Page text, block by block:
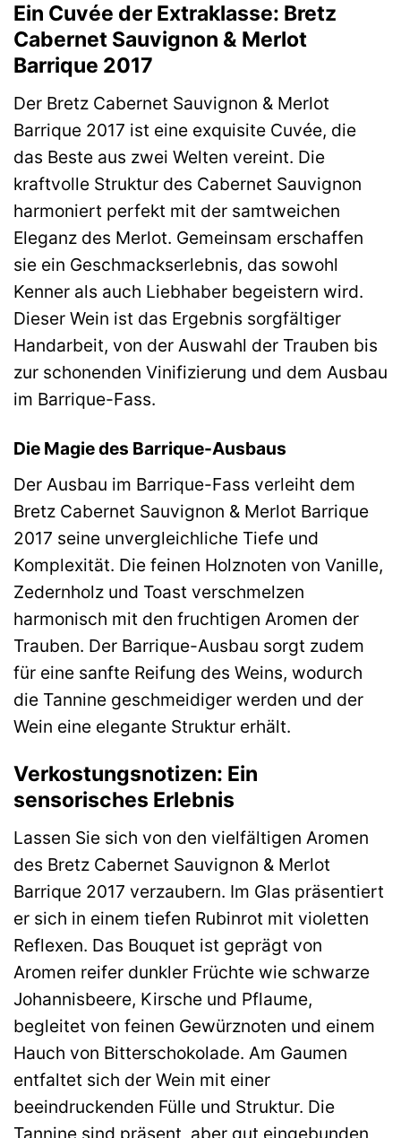
Ein Cuvée der Extraklasse: Bretz
Cabernet Sauvignon & Merlot
Barrique 2017
Der Bretz Cabernet Sauvignon & Merlot
Barrique 2017 ist eine exquisite Cuvée, die
das Beste aus zwei Welten vereint. Die
kraftvolle Struktur des Cabernet Sauvignon
harmoniert perfekt mit der samtweichen
Eleganz des Merlot. Gemeinsam erschaffen
sie ein Geschmackserlebnis, das sowohl
Kenner als auch Liebhaber begeistern wird.
Dieser Wein ist das Ergebnis sorgfältiger
Handarbeit, von der Auswahl der Trauben bis
zur schonenden Vinifizierung und dem Ausbau
im Barrique-Fass.
Die Magie des Barrique-Ausbaus
Der Ausbau im Barrique-Fass verleiht dem
Bretz Cabernet Sauvignon & Merlot Barrique
2017 seine unvergleichliche Tiefe und
Komplexität. Die feinen Holznoten von Vanille,
Zedernholz und Toast verschmelzen
harmonisch mit den fruchtigen Aromen der
Trauben. Der Barrique-Ausbau sorgt zudem
für eine sanfte Reifung des Weins, wodurch
die Tannine geschmeidiger werden und der
Wein eine elegante Struktur erhält.
Verkostungsnotizen: Ein
sensorisches Erlebnis
Lassen Sie sich von den vielfältigen Aromen
des Bretz Cabernet Sauvignon & Merlot
Barrique 2017 verzaubern. Im Glas präsentiert
er sich in einem tiefen Rubinrot mit violetten
Reflexen. Das Bouquet ist geprägt von
Aromen reifer dunkler Früchte wie schwarze
Johannisbeere, Kirsche und Pflaume,
begleitet von feinen Gewürznoten und einem
Hauch von Bitterschokolade. Am Gaumen
entfaltet sich der Wein mit einer
beeindruckenden Fülle und Struktur. Die
Tannine sind präsent, aber gut eingebunden,